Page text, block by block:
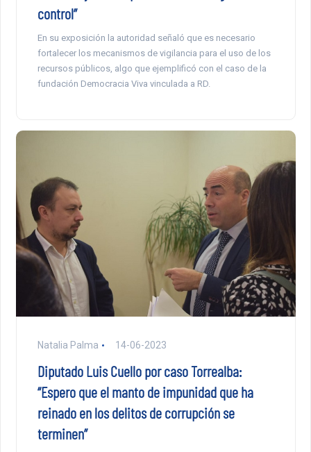
control”
En su exposición la autoridad señaló que es necesario
fortalecer los mecanismos de vigilancia para el uso de los
recursos públicos, algo que ejemplificó con el caso de la
fundación Democracia Viva vinculada a RD.
Natalia Palma 14-06-2023
Diputado Luis Cuello por caso Torrealba:
“Espero que el manto de impunidad que ha
reinado en los delitos de corrupción se
terminen”